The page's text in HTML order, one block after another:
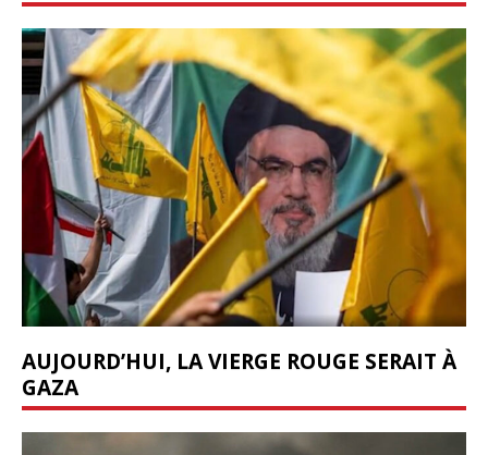
AUJOURD’HUI, LA VIERGE ROUGE SERAIT À
GAZA